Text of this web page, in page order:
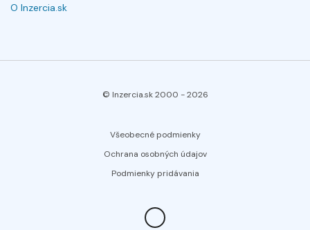
O Inzercia.sk
© Inzercia.sk 2000 -2026
Všeobecné podmienky
Ochrana osobných údajov
Podmienky pridávania